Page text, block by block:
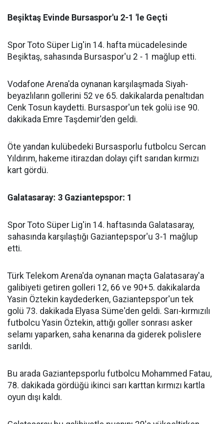
Beşiktaş Evinde Bursaspor'u 2-1 'le Geçti
Spor Toto Süper Lig'in 14. hafta mücadelesinde
Beşiktaş, sahasında Bursaspor'u 2 - 1 mağlup etti.
Vodafone Arena'da oynanan karşılaşmada Siyah-
beyazlıların gollerini 52 ve 65. dakikalarda penaltıdan
Cenk Tosun kaydetti. Bursaspor'un tek golü ise 90.
dakikada Emre Taşdemir'den geldi.
Öte yandan kulübedeki Bursasporlu futbolcu Sercan
Yıldırım, hakeme itirazdan dolayı çift sarıdan kırmızı
kart gördü.
Galatasaray: 3 Gaziantepspor: 1
Spor Toto Süper Lig'in 14. haftasında Galatasaray,
sahasında karşılaştığı Gaziantepspor'u 3-1 mağlup
etti.
Türk Telekom Arena'da oynanan maçta Galatasaray'a
galibiyeti getiren golleri 12, 66 ve 90+5. dakikalarda
Yasin Öztekin kaydederken, Gaziantepspor'un tek
golü 73. dakikada Elyasa Süme'den geldi. Sarı-kırmızılı
futbolcu Yasin Öztekin, attığı goller sonrası asker
selamı yaparken, saha kenarına da giderek polislere
sarıldı.
Bu arada Gaziantepsporlu futbolcu Mohammed Fatau,
78. dakikada gördüğü ikinci sarı karttan kırmızı kartla
oyun dışı kaldı.